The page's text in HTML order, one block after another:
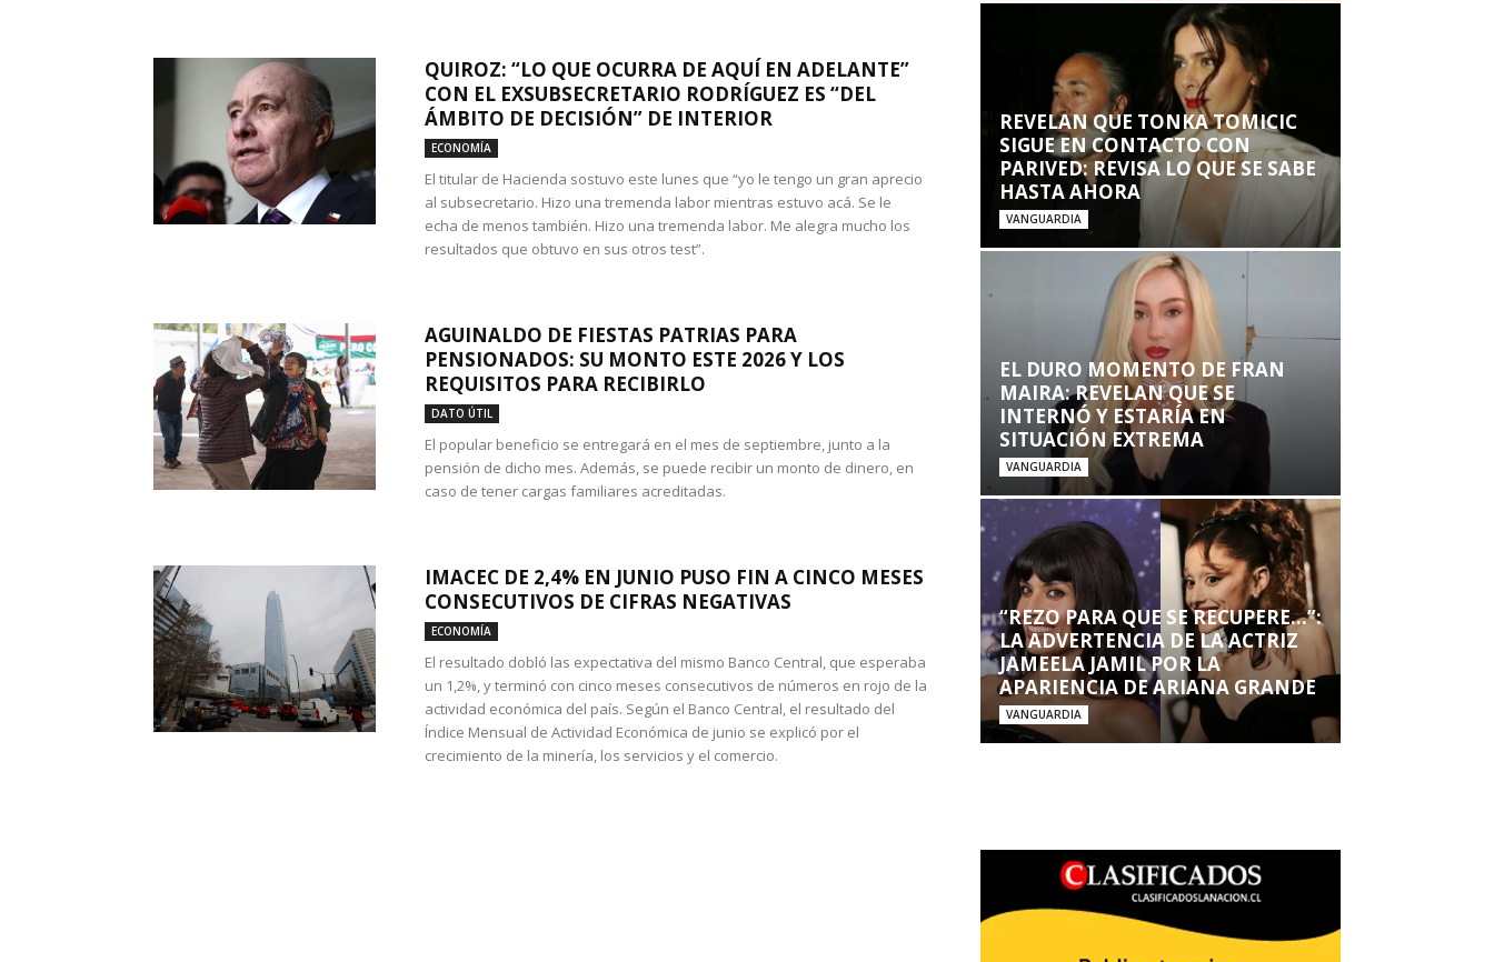
QUIROZ: “LO QUE OCURRA DE AQUÍ EN ADELANTE”
CON EL EXSUBSECRETARIO RODRÍGUEZ ES “DEL
ÁMBITO DE DECISIÓN” DE INTERIOR
ECONOMÍA
El titular de Hacienda sostuvo este lunes que “yo le tengo un gran aprecio
al subsecretario. Hizo una tremenda labor mientras estuvo acá. Se le
echa de menos también. Hizo una tremenda labor. Me alegra mucho los
resultados que obtuvo en sus otros test”.
AGUINALDO DE FIESTAS PATRIAS PARA
PENSIONADOS: SU MONTO ESTE 2026 Y LOS
REQUISITOS PARA RECIBIRLO
DATO ÚTIL
El popular beneficio se entregará en el mes de septiembre, junto a la
pensión de dicho mes. Además, se puede recibir un monto de dinero, en
caso de tener cargas familiares acreditadas.
IMACEC DE 2,4% EN JUNIO PUSO FIN A CINCO MESES
CONSECUTIVOS DE CIFRAS NEGATIVAS
ECONOMÍA
El resultado dobló las expectativa del mismo Banco Central, que esperaba
un 1,2%, y terminó con cinco meses consecutivos de números en rojo de la
actividad económica del país. Según el Banco Central, el resultado del
Índice Mensual de Actividad Económica de junio se explicó por el
crecimiento de la minería, los servicios y el comercio.
REVELAN QUE TONKA TOMICIC
SIGUE EN CONTACTO CON
PARIVED: REVISA LO QUE SE SABE
HASTA AHORA
VANGUARDIA
EL DURO MOMENTO DE FRAN
MAIRA: REVELAN QUE SE
INTERNÓ Y ESTARÍA EN
SITUACIÓN EXTREMA
VANGUARDIA
“REZO PARA QUE SE RECUPERE…”:
LA ADVERTENCIA DE LA ACTRIZ
JAMEELA JAMIL POR LA
APARIENCIA DE ARIANA GRANDE
VANGUARDIA